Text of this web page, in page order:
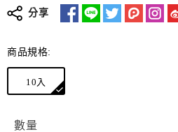
分享
商品規格:
10入
數量